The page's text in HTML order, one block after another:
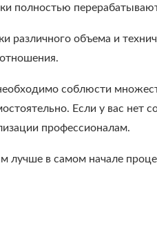
полностью
различного объема и
соблюсти
Если у вас нет
профессионалам.
в самом начале